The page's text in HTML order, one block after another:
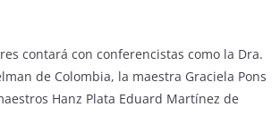
contará con conferencistas como la Dra.
de Colombia, la maestra Graciela Pons
Hanz Plata Eduard Martínez de